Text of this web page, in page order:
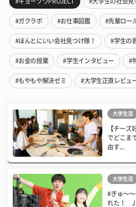
#ガクラボ #お仕事図鑑 #先輩ロー
#ほんとにいい会社見つけ隊！ #学生の
#お金の授業 #学生インタビュー #
#もやもや解決ゼミ #大学生正直レビュ
大学生活
【チーズ
でどこま
由す...
大学生活
#ぎゅ〜
れた！ J